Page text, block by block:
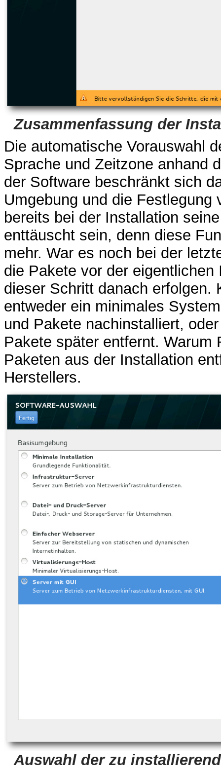
Zusammenfassung der
Die automatische Vorauswahl
Sprache und Zeitzone anhand
der Software beschränkt sich
Umgebung und die
bereits bei der Installation
enttäuscht sein, denn diese
mehr. War es noch bei der
die Pakete vor der
dieser Schritt danach erfolgen.
entweder ein minimales
und Pakete nachinstalliert,
Pakete später entfernt. Warum
Paketen aus der Installation
Herstellers.
Auswahl der zu